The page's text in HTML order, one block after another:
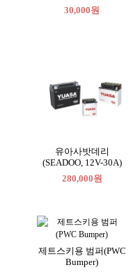
30,000원
유아사밧데리
(SEADOO, 12V-30A)
280,000원
제트스키용 범퍼(PWC
Bumper)